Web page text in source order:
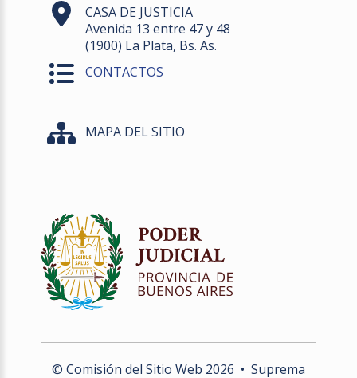
CASA DE JUSTICIA
Avenida 13 entre 47 y 48
(1900) La Plata, Bs. As.
CONTACTOS
MAPA DEL SITIO
© Comisión del Sitio Web 2026 • Suprema